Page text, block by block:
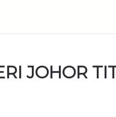
JOHOR